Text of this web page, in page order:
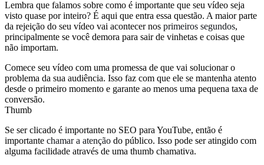
Lembra que falamos sobre como é importante que seu vídeo seja
visto quase por inteiro? É aqui que entra essa questão. A maior parte
da rejeição do seu vídeo vai acontecer nos primeiros segundos,
principalmente se você demora para sair de vinhetas e coisas que
não importam.
Comece seu vídeo com uma promessa de que vai solucionar o
problema da sua audiência. Isso faz com que ele se mantenha atento
desde o primeiro momento e garante ao menos uma pequena taxa de
conversão.
Thumb
Se ser clicado é importante no SEO para YouTube, então é
importante chamar a atenção do público. Isso pode ser atingido com
alguma facilidade através de uma thumb chamativa.